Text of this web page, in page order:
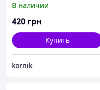
В наличии
420 грн
Купить
kornik